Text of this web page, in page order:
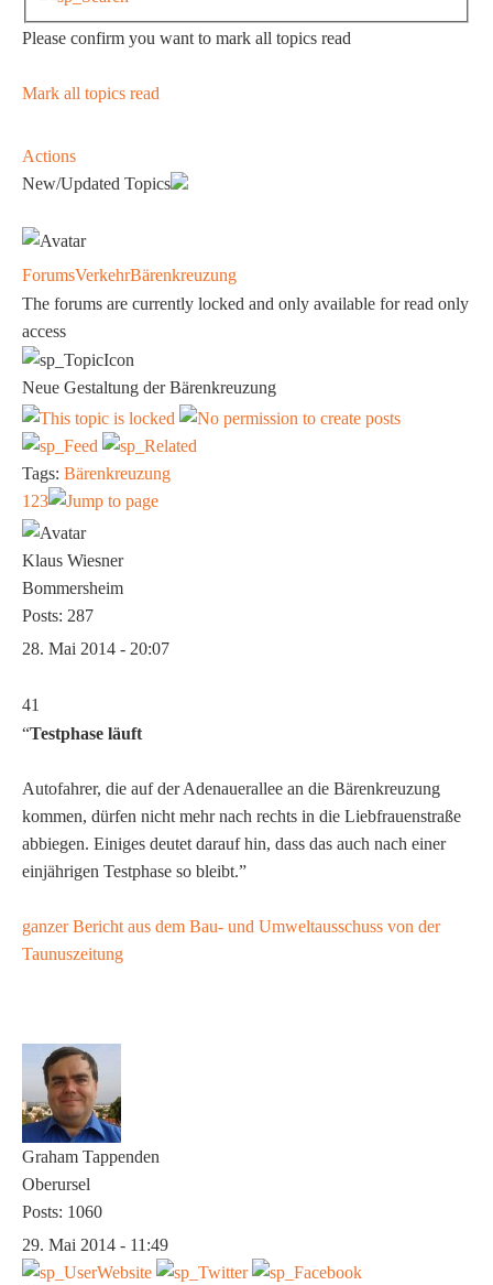
Please confirm you want to mark all topics read
Mark all topics read
Actions
New/Updated Topics
ForumsVerkehrBärenkreuzung
The forums are currently locked and only available for read only
access
Neue Gestaltung der Bärenkreuzung
Tags: Bärenkreuzung
1 23
Klaus Wiesner
Bommersheim
Posts: 287
28. Mai 2014 - 20:07
41
“Testphase läuft
Autofahrer, die auf der Adenauerallee an die Bärenkreuzung
kommen, dürfen nicht mehr nach rechts in die Liebfrauenstraße
abbiegen. Einiges deutet darauf hin, dass das auch nach einer
einjährigen Testphase so bleibt.”
ganzer Bericht aus dem Bau- und Umweltausschuss von der
Taunuszeitung
Graham Tappenden
Oberursel
Posts: 1060
29. Mai 2014 - 11:49